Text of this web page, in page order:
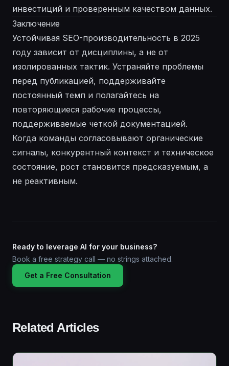
инвестиций и проверенным качеством данных.
Заключение
Устойчивая SEO-производительность в 2025
году зависит от дисциплины, а не от
изолированных тактик. Устраняйте проблемы
перед публикацией, поддерживайте
постоянный темп и полагайтесь на
повторяющиеся рабочие процессы,
поддерживаемые четкой документацией.
Когда команды согласовывают органические
сигналы, конкурентный контекст и техническое
состояние, рост становится предсказуемым, а
не реактивным.
Ready to leverage AI for your business?
Book a free strategy call — no strings attached.
Get a Free Consultation
Related Articles